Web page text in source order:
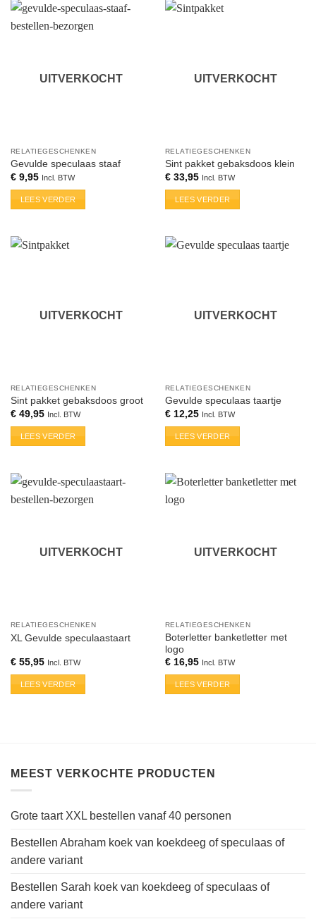
UITVERKOCHT
RELATIEGESCHENKEN
Gevulde speculaas staaf
€9,95 Incl. BTW
LEES VERDER
UITVERKOCHT
RELATIEGESCHENKEN
Sint pakket gebaksdoos klein
€33,95 Incl. BTW
LEES VERDER
UITVERKOCHT
RELATIEGESCHENKEN
Sint pakket gebaksdoos groot
€49,95 Incl. BTW
LEES VERDER
UITVERKOCHT
RELATIEGESCHENKEN
Gevulde speculaas taartje
€12,25 Incl. BTW
LEES VERDER
UITVERKOCHT
RELATIEGESCHENKEN
XL Gevulde speculaastaart
€55,95 Incl. BTW
LEES VERDER
UITVERKOCHT
RELATIEGESCHENKEN
Boterletter banketletter met
logo
€16,95 Incl. BTW
LEES VERDER
MEEST VERKOCHTE PRODUCTEN
Grote taart XXL bestellen vanaf 40 personen
Bestellen Abraham koek van koekdeeg of speculaas of
andere variant
Bestellen Sarah koek van koekdeeg of speculaas of
andere variant